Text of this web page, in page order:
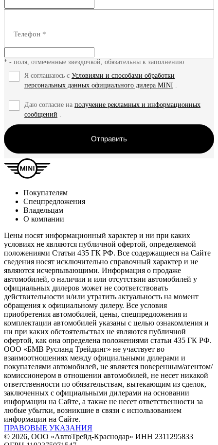
Телефон *
* - поля, отмеченные звездочкой, обязательны к заполнению
Я соглашаюсь с Условиями и способами обработки
персональных данных официального дилера MINI
Даю согласие на получение рекламных и информационных
сообщений
Отправить
Покупателям
Спецпредложения
Владельцам
О компании
Цены носят информационный характер и ни при каких
условиях не являются публичной офертой, определяемой
положениями Статьи 435 ГК РФ. Все содержащиеся на Сайте
сведения носят исключительно справочный характер и не
являются исчерпывающими. Информация о продаже
автомобилей, о наличии и или отсутствии автомобилей у
официальных дилеров может не соответствовать
действительности и/или утратить актуальность на момент
обращения к официальному дилеру. Все условия
приобретения автомобилей, цены, спецпредложения и
комплектации автомобилей указаны с целью ознакомления и
ни при каких обстоятельствах не являются публичной
офертой, как она определена положениями статьи 435 ГК РФ.
ООО «БМВ Русланд Трейдинг» не участвует во
взаимоотношениях между официальными дилерами и
покупателями автомобилей, не является поверенным/агентом/
комиссионером в отношении автомобилей, не несет никакой
ответственности по обязательствам, вытекающим из сделок,
заключенных с официальными дилерами на основании
информации на Сайте, а также не несет ответственности за
любые убытки, возникшие в связи с использованием
информации на Сайте.
ПРАВОВЫЕ УКАЗАНИЯ
© 2026, ООО «АвтоТрейд-Краснодар» ИНН 2311295833